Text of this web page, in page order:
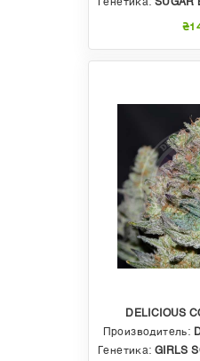
Генетика: SUGAR BLACK
DELICIOUS
Производитель:
Генетика: GIRLS SCOUT COOKIES X